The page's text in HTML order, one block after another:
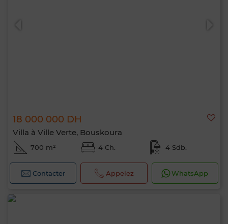
18 000 000 DH
Villa à Ville Verte, Bouskoura
700 m² 4 Ch. 4 Sdb.
Contacter Appelez WhatsApp